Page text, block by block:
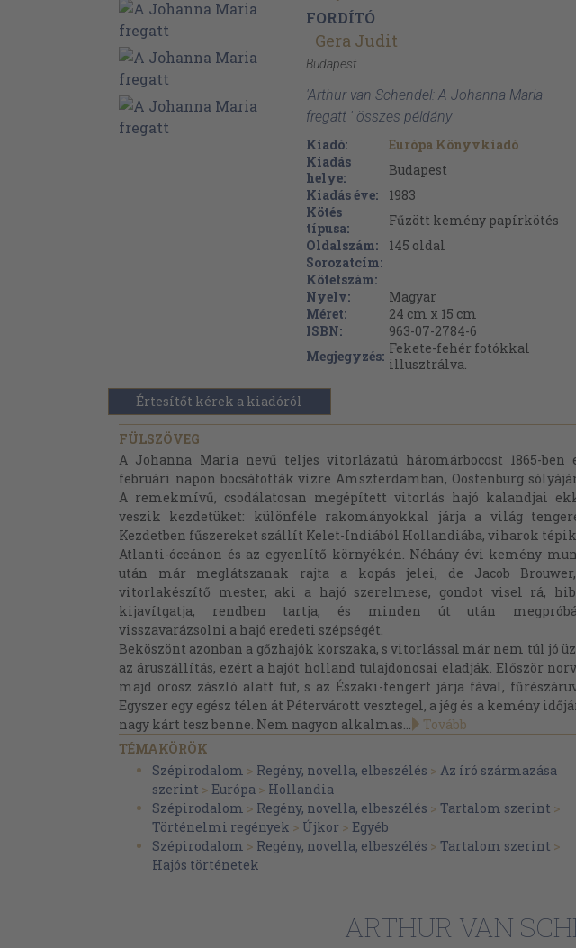
FORDÍTÓ
Gera Judit
Budapest
'Arthur van Schendel: A Johanna Maria
fregatt ' összes példány
Kiadó:
Európa Könyvkiadó
Kiadás
helye:
Budapest
Kiadás éve:
1983
Kötés
típusa:
Fűzött kemény papírkötés
Oldalszám:
145 oldal
Sorozatcím:
Kötetszám:
Nyelv:
Magyar
Méret:
24 cm x 15 cm
ISBN:
963-07-2784-6
Megjegyzés: Fekete-fehér fotókkal
illusztrálva.
Értesítőt kérek a kiadóról
FÜLSZÖVEG
A Johanna Maria nevű teljes vitorlázatú háromárbocost 1865-ben
februári napon bocsátották vízre Amszterdamban, Oostenburg
A remekmívű, csodálatosan megépített vitorlás hajó kalandjai
veszik kezdetüket: különféle rakományokkal járja a világ
Kezdetben fűszereket szállít Kelet-Indiából Hollandiába, viharok
Atlanti-óceánon és az egyenlítő környékén. Néhány évi kemény
után már meglátszanak rajta a kopás jelei, de Jacob
vitorlakészítő mester, aki a hajó szerelmese, gondot visel rá,
kijavítgatja, rendben tartja, és minden út után
visszavarázsolni a hajó eredeti szépségét.
Beköszönt azonban a gőzhajók korszaka, s vitorlással már nem túl jó
az áruszállítás, ezért a hajót holland tulajdonosai eladják. Először
majd orosz zászló alatt fut, s az Északi-tengert járja fával,
Egyszer egy egész télen át Pétervárott vesztegel, a jég és a kemény
nagy kárt tesz benne. Nem nagyon alkalmas...
Tovább
TÉMAKÖRÖK
Szépirodalom > Regény, novella, elbeszélés > Az író származása
szerint > Európa > Hollandia
Szépirodalom > Regény, novella, elbeszélés > Tartalom szerint >
Történelmi regények > Újkor > Egyéb
Szépirodalom > Regény, novella, elbeszélés > Tartalom szerint >
Hajós történetek
ARTHUR VAN